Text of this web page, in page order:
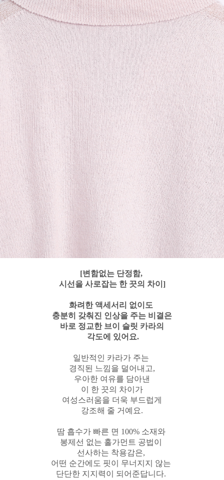
[변함없는 단정함,
시선을 사로잡는 한 끗의 차이]
화려한 액세서리 없이도
충분히 갖춰진 인상을 주는 비결은
바로 정교한 브이 슬릿 카라의
각도에 있어요.
일반적인 카라가 주는
경직된 느낌을 덜어내고,
우아한 여유를 담아낸
이 한 끗의 차이가
여성스러움을 더욱 부드럽게
강조해 줄 거예요.
땀 흡수가 빠른 면 100% 소재와
봉제선 없는 홀가먼트 공법이
선사하는 착용감은,
어떤 순간에도 핏이 무너지지 않는
단단한 지지력이 되어준답니다.